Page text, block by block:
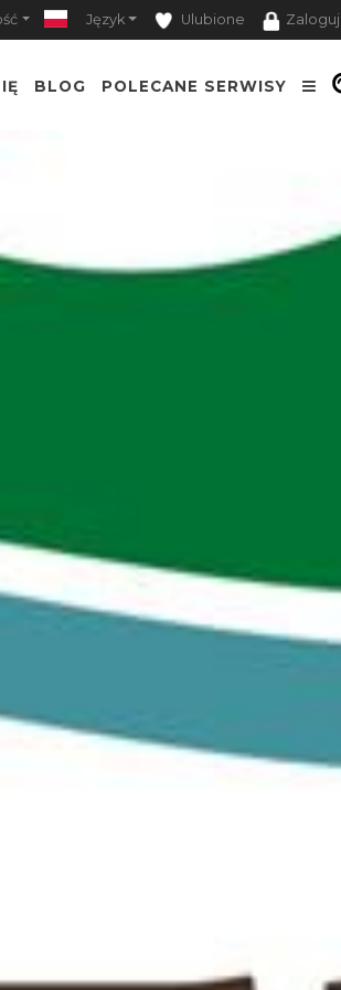
Język Ulubione Zaloguj
BLOG POLECANE SERWISY